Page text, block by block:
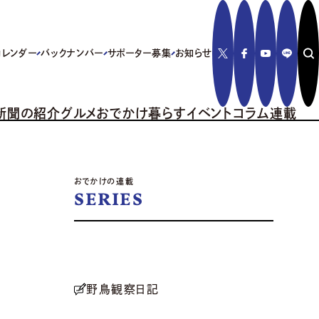
聞の紹介グルメおでかけ暮らすイベント コラム連載
レンダー バックナンバー サポーター募集 お知らせ
おでかけの連載
SERIES
野鳥観察日記